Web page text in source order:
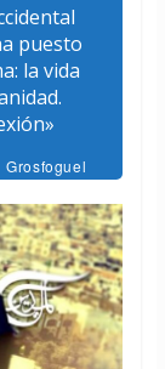
puesto
la vida
Grosfoguel